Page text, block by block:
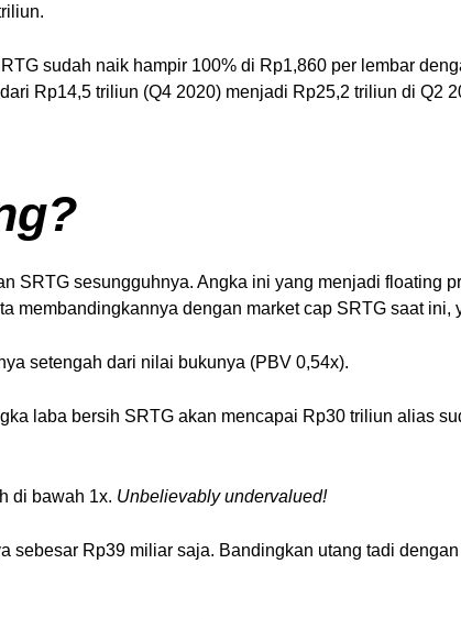
sudah naik hampir 100% di Rp1,860 per lembar
Rp14,5 triliun (Q4 2020) menjadi Rp25,2 triliun di Q2
SRTG sesungguhnya. Angka ini yang menjadi floating
membandingkannya dengan market cap SRTG saat ini,
setengah dari nilai bukunya (PBV 0,54x).
laba bersih SRTG akan mencapai Rp30 triliun alias
di bawah 1x. Unbelievably undervalued!
sebesar Rp39 miliar saja. Bandingkan utang tadi